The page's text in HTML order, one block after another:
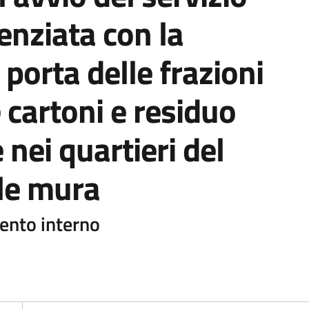
con la
delle frazioni
e residuo
quartieri del
mura
interno